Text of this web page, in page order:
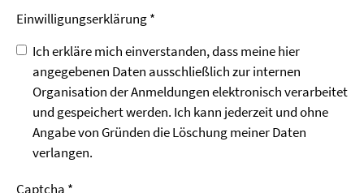
Einwilligungs­erklärung *
Ich erkläre mich einverstanden, dass meine hier
angegebenen Daten ausschließlich zur internen
Organisation der Anmeldungen elektronisch verarbeitet
und gespeichert werden. Ich kann jederzeit und ohne
Angabe von Gründen die Löschung meiner Daten
verlangen.
Captcha *